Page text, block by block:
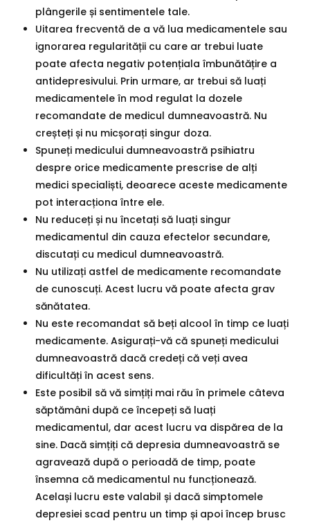
plângerile și sentimentele tale.
Uitarea frecventă de a vă lua medicamentele sau
ignorarea regularității cu care ar trebui luate
poate afecta negativ potențiala îmbunătățire a
antidepresivului. Prin urmare, ar trebui să luați
medicamentele în mod regulat la dozele
recomandate de medicul dumneavoastră. Nu
creșteți și nu micșorați singur doza.
Spuneți medicului dumneavoastră psihiatru
despre orice medicamente prescrise de alți
medici specialiști, deoarece aceste medicamente
pot interacționa între ele.
Nu reduceți și nu încetați să luați singur
medicamentul din cauza efectelor secundare,
discutați cu medicul dumneavoastră.
Nu utilizați astfel de medicamente recomandate
de cunoscuți. Acest lucru vă poate afecta grav
sănătatea.
Nu este recomandat să beți alcool în timp ce luați
medicamente. Asigurați-vă că spuneți medicului
dumneavoastră dacă credeți că veți avea
dificultăți în acest sens.
Este posibil să vă simțiți mai rău în primele câteva
săptămâni după ce începeți să luați
medicamentul, dar acest lucru va dispărea de la
sine. Dacă simțiți că depresia dumneavoastră se
agravează după o perioadă de timp, poate
însemna că medicamentul nu funcționează.
Același lucru este valabil și dacă simptomele
depresiei scad pentru un timp și apoi încep brusc